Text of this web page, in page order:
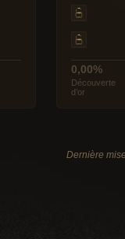
0,00%
Découverte
d’or
Dernière